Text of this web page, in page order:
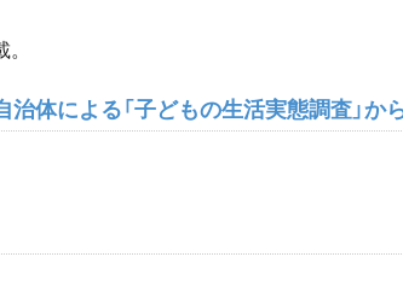
体による「子どもの生活実態調査」から